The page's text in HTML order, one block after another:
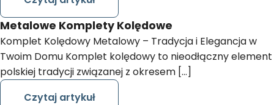
Metalowe Komplety Kolędowe
Komplet Kolędowy Metalowy – Tradycja i Elegancja w
Twoim Domu Komplet kolędowy to nieodłączny element
polskiej tradycji związanej z okresem […]
Czytaj artykuł